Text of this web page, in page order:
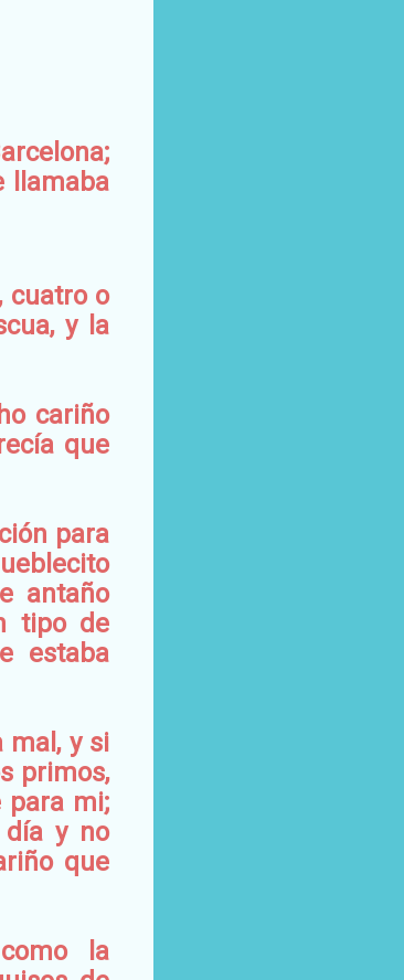
llamaba
cuatro o
y la
cariño
que
para
antaño
tipo de
estaba
y si
primos,
para mi;
día y no
que
la